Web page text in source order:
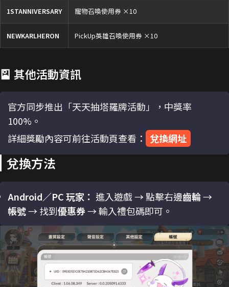
1STANNIVERSARY 寵物召喚使用券 ×10
NEWKARLHERON PickUp英雄召喚使用券 ×10
🎴 其他活動資訊
官方同步推出「天天抽塔羅牌活動」，中獎率
100%。
詳細獎勵內容可前往活動頁查看： 兌換網址
兌換方法
Android／PC 玩家： 進入遊戲 → 點擊右邊齒輪→
帳號→ 找到優惠券→ 輸入禮包碼即可。